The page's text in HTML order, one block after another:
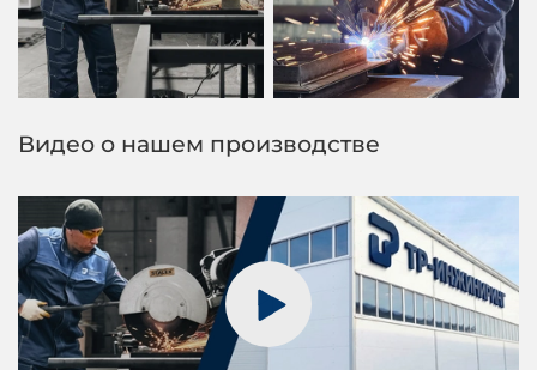
Видео о нашем производстве